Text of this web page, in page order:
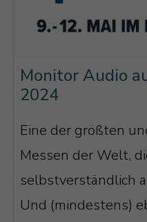
Monitor Audio
2024
Eine der größten
Messen der Welt,
selbstverständlich
Und (mindestens)